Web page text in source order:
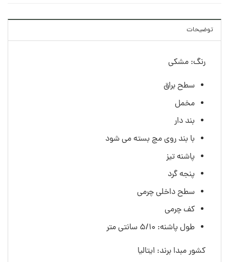
توضیحات
رنگ: مشکی
سطح براق
مخمل
بند دار
با بند روی مچ بسته می شود
پاشنه تیز
پنجه گرد
سطح داخلی چرمی
کف چرمی
طول پاشنه: 5/10 سانتی متر
کشور مبدا برند: ایتالیا